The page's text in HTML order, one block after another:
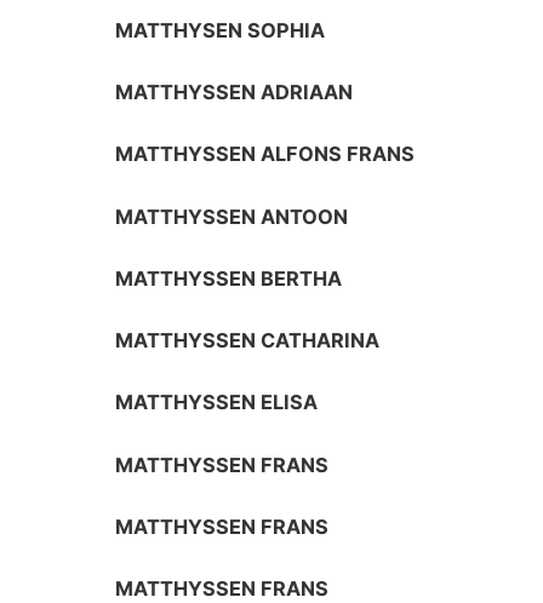
MATTHYSEN SOPHIA
MATTHYSSEN ADRIAAN
MATTHYSSEN ALFONS FRANS
MATTHYSSEN ANTOON
MATTHYSSEN BERTHA
MATTHYSSEN CATHARINA
MATTHYSSEN ELISA
MATTHYSSEN FRANS
MATTHYSSEN FRANS
MATTHYSSEN FRANS